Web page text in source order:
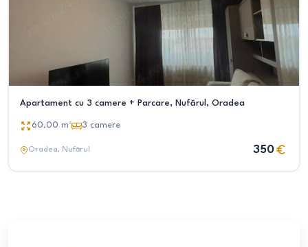
Apartament cu 3 camere + Parcare, Nufărul, Oradea
60.00 m² 3 camere
Oradea, Nufărul 350